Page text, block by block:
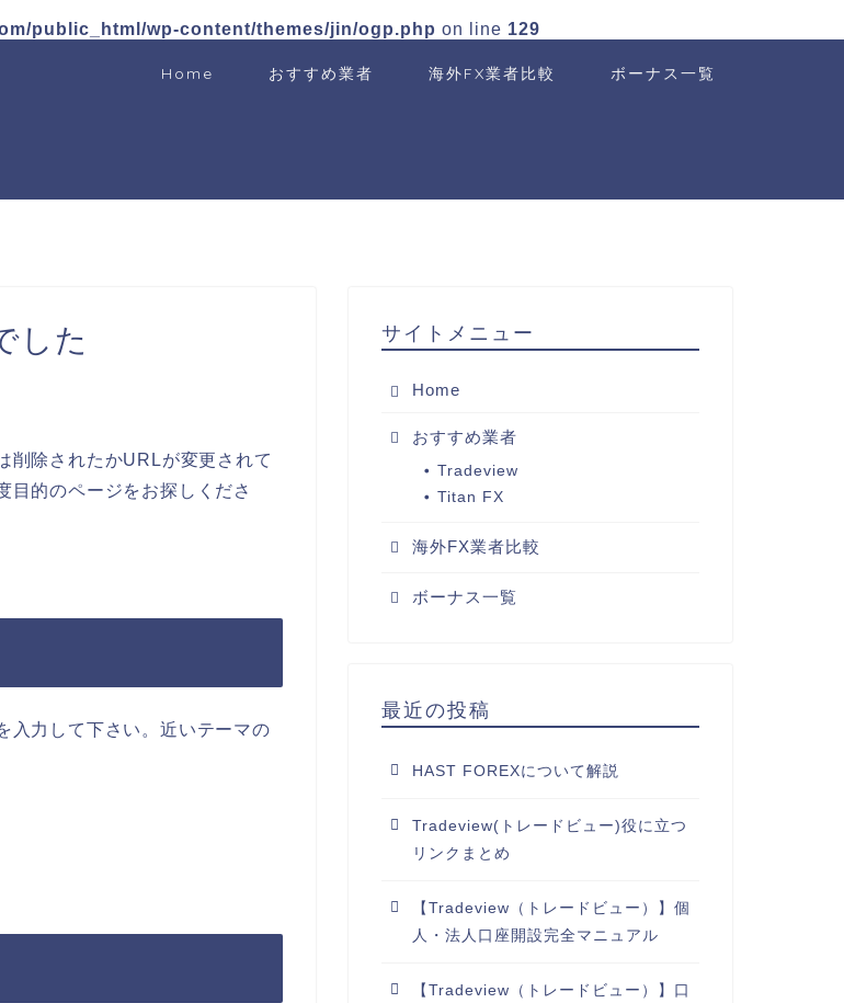
public_html/wp-content/themes/jin/ogp.php on line 129
Home おすすめ業者 海外FX業者比較 ボーナス一覧
した
削除されたかURLが変更されて
目的のページをお探しくださ
入力して下さい。近いテーマの
サイトメニュー
Home
おすすめ業者
Tradeview
Titan FX
海外FX業者比較
ボーナス一覧
最近の投稿
HAST FOREXについて解説
Tradeview(トレードビュー)役に立つ
リンクまとめ
【Tradeview（トレードビュー）】個
人・法人口座開設完全マニュアル
【Tradeview（トレードビュー）】口